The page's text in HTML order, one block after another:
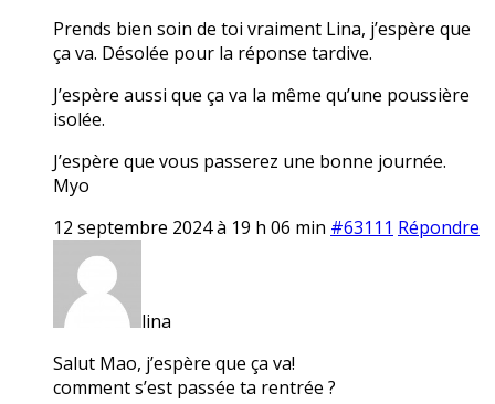
Prends bien soin de toi vraiment Lina, j’espère que
ça va. Désolée pour la réponse tardive.
J’espère aussi que ça va la même qu’une poussière
isolée.
J’espère que vous passerez une bonne journée.
Myo
12 septembre 2024 à 19 h 06 min #63111 Répondre
lina
Salut Mao, j’espère que ça va!
comment s’est passée ta rentrée ?